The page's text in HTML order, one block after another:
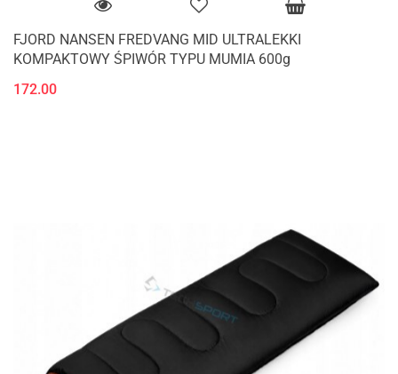
FJORD NANSEN FREDVANG MID ULTRALEKKI
KOMPAKTOWY ŚPIWÓR TYPU MUMIA 600g
172.00